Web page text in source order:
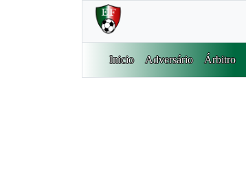
Inicio Adversário Árbitro